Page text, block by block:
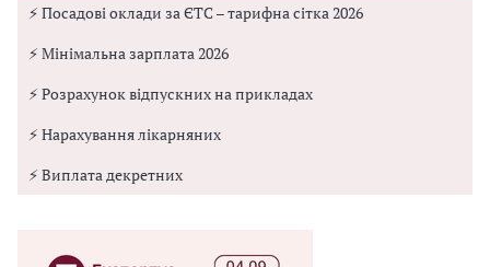
⚡ Посадові оклади за ЄТС – тарифна сітка 2026
⚡ Мінімальна зарплата 2026
⚡ Розрахунок відпускних на прикладах
⚡ Нарахування лікарняних
⚡ Виплата декретних